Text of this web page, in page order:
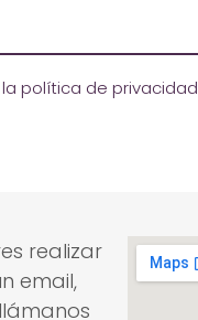
política de privacidad
realizar
email,